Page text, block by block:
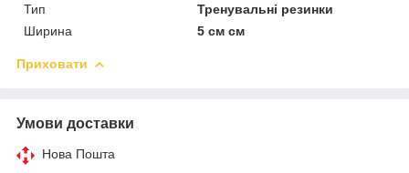
Тип
Тренувальні резинки
Ширина
5 см см
Приховати
Умови доставки
Нова Пошта